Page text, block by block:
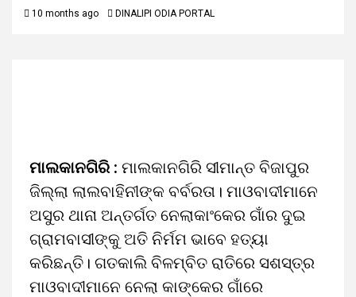
10 months ago DINALIPI ODIA PORTAL
ମାଲକାନଗିରି : ମାଲକାନଗିରି ସୀମାନ୍ତ ବିଜାପୁର
ଜିଲ୍ଲା ଲାଲବାହିନୀଙ୍କ ବର୍ବରତା। ମାଓବାଦୀମାନେ
ଅସୁର ଥାନା ଅନ୍ତର୍ଗତ ନେଲାକାଂକେର ଗାଁର ଦୁଇ
ଗ୍ରାମବାସୀଙ୍କୁ ଅତି ନିର୍ମମ ଭାବେ ହତ୍ୟା
କରିଛନ୍ତି। ଗତକାଲି ବିଳମ୍ବିତ ରାତିରେ ସଶସ୍ତ୍ର
ମାଓବାଦୀମାନେ ନେଲା କାଙ୍କେର ଗାଁରେ